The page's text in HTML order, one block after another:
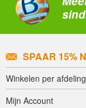
SPAAR 15%
Winkelen per afdeling
Mijn Account